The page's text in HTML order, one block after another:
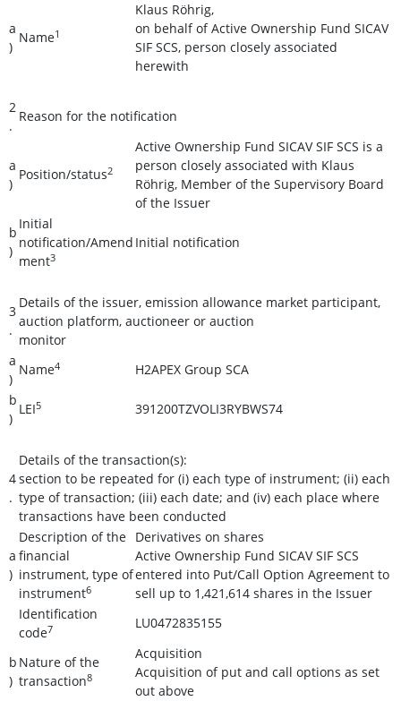
a
)
Name1
Klaus Röhrig,
on behalf of Active Ownership Fund SICAV
SIF SCS, person closely associated
herewith
2
.
Reason for the notification
a
)
Position/status2
Active Ownership Fund SICAV SIF SCS is a
person closely associated with Klaus
Röhrig, Member of the Supervisory Board
of the Issuer
b
)
Initial
notification/Amend
ment3
Initial notification
3
.
Details of the issuer, emission allowance market participant,
auction platform, auctioneer or auction
monitor
a
)
Name4
H2APEX Group SCA
b
)
LEI5 391200TZVOLI3RYBWS74
4
.
Details of the transaction(s):
section to be repeated for (i) each type of instrument; (ii) each
type of transaction; (iii) each date; and (iv) each place where
transactions have been conducted
a
)
Description of the
financial
instrument, type of
instrument6
Derivatives on shares
Active Ownership Fund SICAV SIF SCS
entered into Put/Call Option Agreement to
sell up to 1,421,614 shares in the Issuer
Identification
code7 LU0472835155
b
)
Nature of the
transaction8
Acquisition
Acquisition of put and call options as set
out above